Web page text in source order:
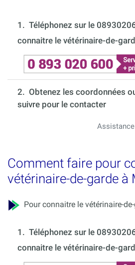
1. Téléphonez sur le
connaitre le vétérinaire-de-
2. Obtenez les coordonnées
suivre pour le contacter
Comment faire pour
vétérinaire-de-garde à
Pour connaitre le vétérinaire-
1. Téléphonez sur le
connaitre le vétérinaire-de-